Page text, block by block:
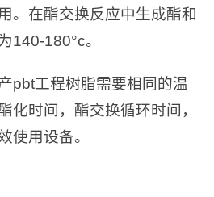
。在酯交换反应中生成酯和
140-180°c。
pbt工程树脂需要相同的温
化时间，酯交换循环时间，
使用设备。